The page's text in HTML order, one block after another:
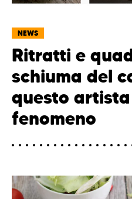
NEWS
Ritratti e
schiuma del
questo
fenomeno